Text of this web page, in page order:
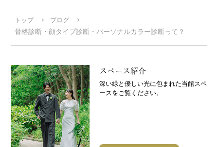
トップ ブログ
骨格診断・顔タイプ診断・パーソナルカラー診断って？
スペース紹介
深い緑と優しい光に包まれた当館スペ
ースをご覧ください。